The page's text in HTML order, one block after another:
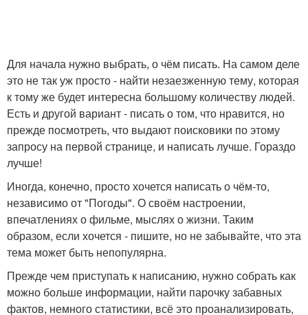
Для начала нужно выбрать, о чём писать. На самом деле
это не так уж просто - найти незаезженную тему, которая
к тому же будет интересна большому количеству людей.
Есть и другой вариант - писать о том, что нравится, но
прежде посмотреть, что выдают поисковики по этому
запросу на первой странице, и написать лучше. Гораздо
лучше!
Иногда, конечно, просто хочется написать о чём-то,
независимо от "Погоды". О своём настроении,
впечатлениях о фильме, мыслях о жизни. Таким
образом, если хочется - пишите, но не забывайте, что эта
тема может быть непопулярна.
Прежде чем приступать к написанию, нужно собрать как
можно больше информации, найти парочку забавных
фактов, немного статистики, всё это проанализировать,